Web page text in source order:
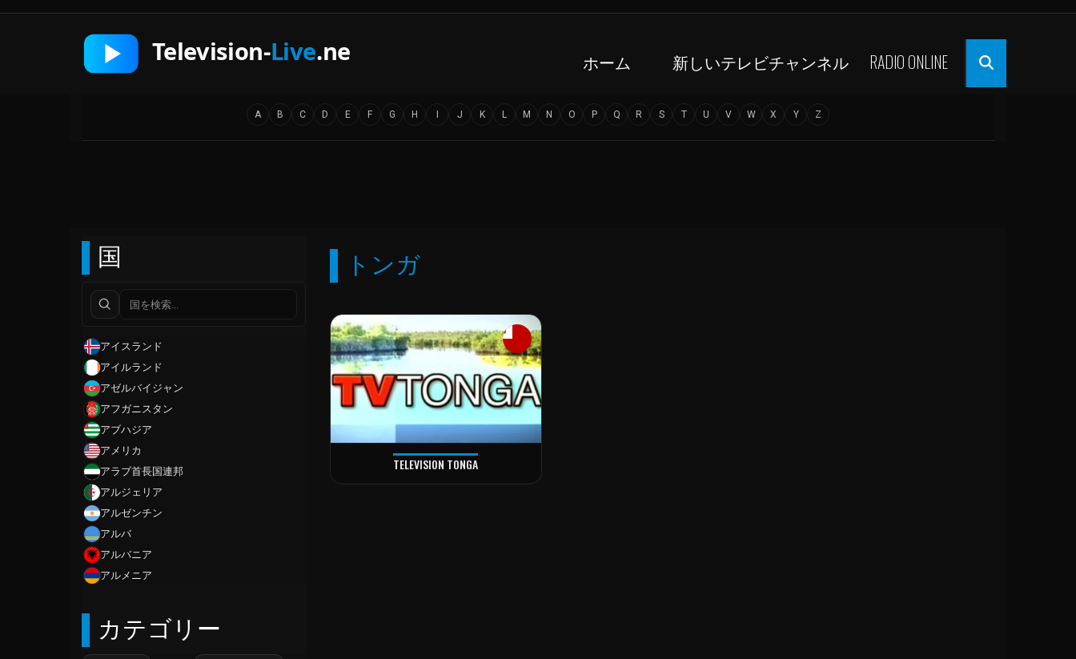
ホーム 新しいテレビチャンネル RADIO ONLINE
A B C D E F G H J K L M N O P Q R S T U V W X Y Z
国
アイスランド
アイルランド
アゼルバイジャン
アフガニスタン
アブハジア
アメリカ
アラブ首長国連邦
アルジェリア
アルゼンチン
アルバ
アルバニア
アルメニア
アンティグアバーブーダ
カテゴリー
トンガ
TELEVISION TONGA